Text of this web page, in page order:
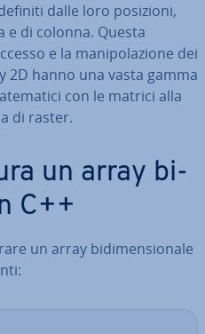
dalle loro posizioni,
e di colonna. Questa
e la ma­ni­po­la­zio­ne dei
2D hanno una vasta gamma
con le matrici alla
di raster.
un array bi­
C++
un array bi­di­men­sio­na­le